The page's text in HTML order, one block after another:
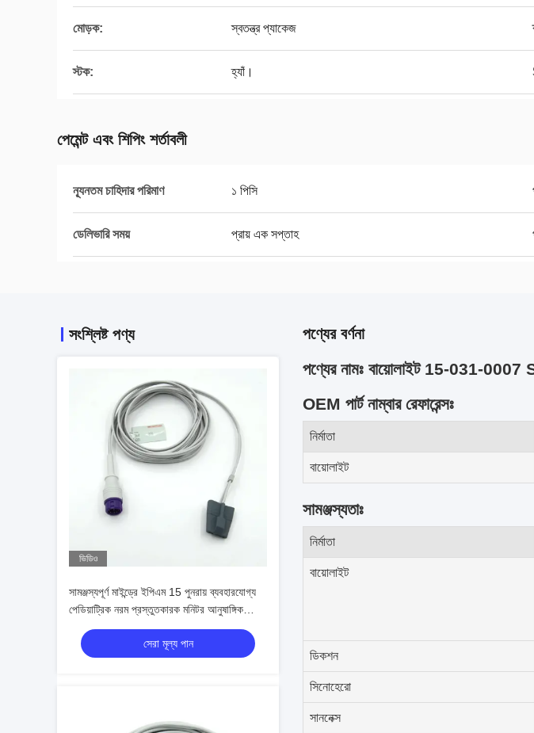
মোড়ক: স্বতন্ত্র প্যাকেজ
স্টক: হ্যাঁ।
পেমেন্ট এবং শিপিং শর্তাবলী
ন্যূনতম চাহিদার পরিমাণ ১ পিসি
ডেলিভারি সময় প্রায় এক সপ্তাহ
সংশ্লিষ্ট পণ্য
ভিডিও
সামঞ্জস্যপূর্ণ মাইন্ড্রে ইপিএম 15 পুনরায় ব্যবহারযোগ্য
পেডিয়াট্রিক নরম প্রস্তুতকারক মনিটর আনুষাঙ্গিক
SpO2 সেন্সর
সেরা মূল্য পান
পণ্যের বর্ণনা
পণ্যের নামঃ বায়োলাইট 15-031-0007
OEM পার্ট নাম্বার রেফারেন্সঃ
নির্মাতা
বায়োলাইট
সামঞ্জস্যতাঃ
নির্মাতা
বায়োলাইট
ডিকশন
সিনোহেরো
সাননেক্স